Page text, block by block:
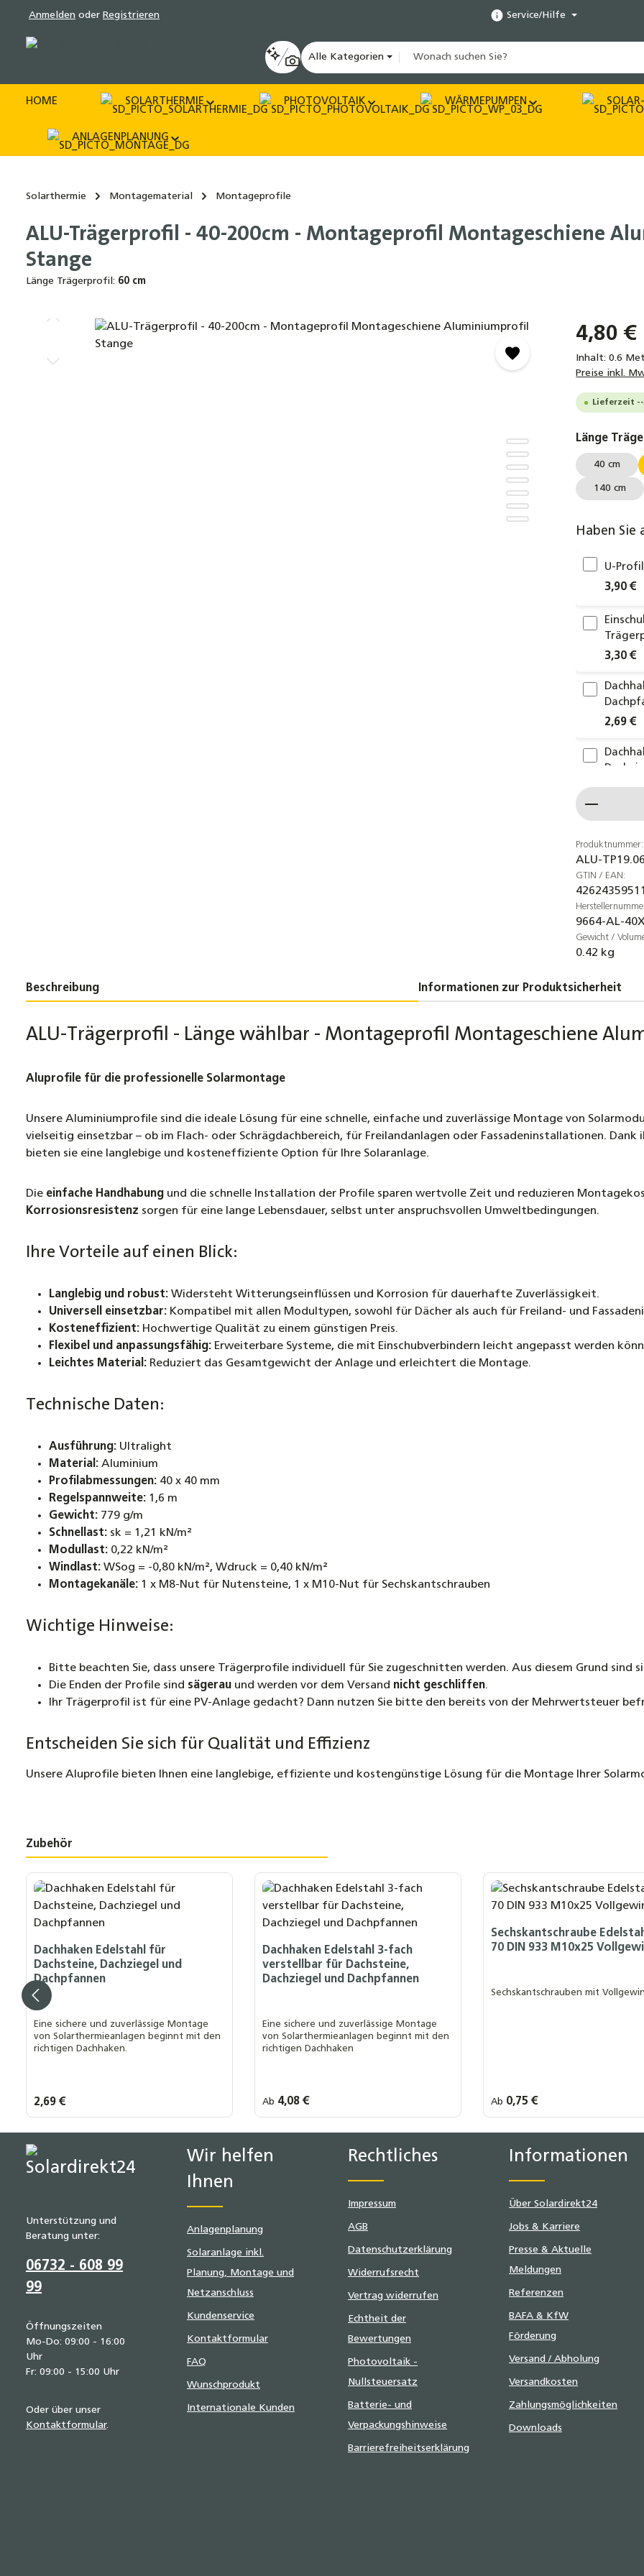
Zur Hauptnavigation springen
Anmelden oder Registrieren Service/Hilfe
Alle Kategorien
HOME SOLARTHERMIE PHOTOVOLTAIK WÄRMEPUMPEN
ANLAGENPLANUNG
Solarthermie Montagematerial Montageprofile
ALU-Trägerprofil - 40-200cm - Montageprofil Montageschiene
Stange
Länge Trägerprofil: 60 cm
Bildergalerie überspringen 4,80 €
Inhalt:0.6
Preise inkl.
Lieferzeit --
Länge
40 cm
140 cm
Haben Sie
U-
3,90 €
3,30 €
2,69 €
4,80 €
4,70 €
2er-
3,90 €
4,50 €
4,00 €
4,10 €
Produktnummer:
ALU-
GTIN / EAN:
9664-AL-
Gewicht /
0.42 kg
Beschreibung Informationen zur Produktsicherheit
ALU-Trägerprofil - Länge wählbar - Montageprofil Montageschiene
Aluprofile für die professionelle Solarmontage
Unsere Aluminiumprofile sind die ideale Lösung für eine schnelle, einfache und zuverlässige Montage von
vielseitig einsetzbar – ob im Flach- oder Schrägdachbereich, für Freilandanlagen oder Fassadeninstallationen. Dank
bieten sie eine langlebige und kosteneffiziente Option für Ihre Solaranlage.
Die einfache Handhabung und die schnelle Installation der Profile sparen wertvolle Zeit und reduzieren
Korrosionsresistenz sorgen für eine lange Lebensdauer, selbst unter anspruchsvollen Umweltbedingungen.
Ihre Vorteile auf einen Blick:
Langlebig und robust: Widersteht Witterungseinflüssen und Korrosion für dauerhafte Zuverlässigkeit.
Universell einsetzbar: Kompatibel mit allen Modultypen, sowohl für Dächer als auch für Freiland- und
Kosteneffizient: Hochwertige Qualität zu einem günstigen Preis.
Flexibel und anpassungsfähig: Erweiterbare Systeme, die mit Einschubverbindern leicht angepasst werden
Leichtes Material: Reduziert das Gesamtgewicht der Anlage und erleichtert die Montage.
Technische Daten:
Ausführung: Ultralight
Material: Aluminium
Profilabmessungen: 40 x 40 mm
Regelspannweite: 1,6 m
Gewicht: 779 g/m
Schnellast: sk = 1,21 kN/m²
Modullast: 0,22 kN/m²
Windlast: WSog = -0,80 kN/m², Wdruck = 0,40 kN/m²
Montagekanäle: 1 x M8-Nut für Nutensteine, 1 x M10-Nut für Sechskantschrauben
Wichtige Hinweise:
Bitte beachten Sie, dass unsere Trägerprofile individuell für Sie zugeschnitten werden. Aus diesem Grund sind
Die Enden der Profile sind sägerau und werden vor dem Versand nicht geschliffen.
Ihr Trägerprofil ist für eine PV-Anlage gedacht? Dann nutzen Sie bitte den bereits von der Mehrwertsteuer
Entscheiden Sie sich für Qualität und Effizienz
Unsere Aluprofile bieten Ihnen eine langlebige, effiziente und kostengünstige Lösung für die Montage Ihrer
Zubehör
Produktgalerie überspringen
Dachhaken Edelstahl für
Dachsteine, Dachziegel und
Dachpfannen
Eine sichere und zuverlässige Montage
von Solarthermieanlagen beginnt mit den
richtigen Dachhaken.
Regulärer Preis:
2,69 €
Dachhaken Edelstahl 3-fach
verstellbar für Dachsteine,
Dachziegel und Dachpfannen
Eine sichere und zuverlässige Montage
von Solarthermieanlagen beginnt mit den
richtigen Dachhaken
Regulärer Preis:
Ab 4,08 €
Sechskantschraube
70 DIN 933 M10x25
Sechskantschrauben mit
Regulärer Preis:
Ab 0,75 €
Menge:
1 Stück
Unterstützung und
Beratung unter:
06732 - 608 99
99
Öffnungszeiten
Mo-Do: 09:00 - 16:00
Uhr
Fr: 09:00 - 15:00 Uhr
Oder über unser
Kontaktformular.
Wir helfen
Ihnen
Anlagenplanung
Solaranlage inkl.
Planung, Montage und
Netzanschluss
Kundenservice
Kontaktformular
FAQ
Wunschprodukt
Internationale Kunden
Rechtliches
Impressum
AGB
Datenschutzerklärung
Widerrufsrecht
Vertrag widerrufen
Echtheit der
Bewertungen
Photovoltaik -
Nullsteuersatz
Batterie- und
Verpackungshinweise
Barrierefreiheitserklärung
Informationen
Über Solardirekt24
Jobs & Karriere
Presse & Aktuelle
Meldungen
Referenzen
BAFA & KfW
Förderung
Versand / Abholung
Versandkosten
Zahlungsmöglichkeiten
Downloads